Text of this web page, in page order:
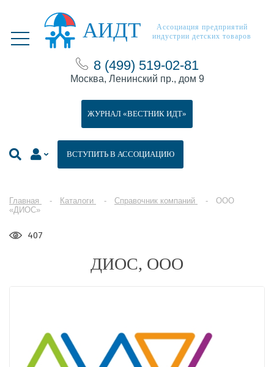
АИДТ
Ассоциация предприятий
индустрии детских товаров
8 (499) 519-02-81
Москва, Ленинский пр., дом 9
ВСТУПИТЬ В АССОЦИАЦИЮ
ЖУРНАЛ «ВЕСТНИК ИДТ»
Главная Каталоги Справочник компаний
ООО
«ДИОС»
407
ДИОС, ООО